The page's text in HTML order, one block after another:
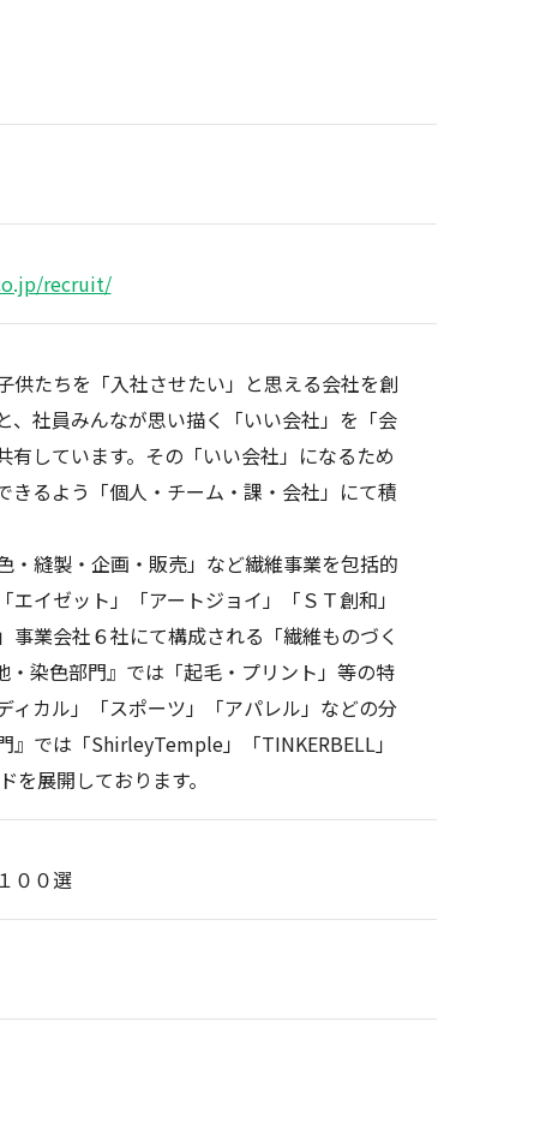
recruit/
供たちを「入社させたい」と思える会社を創
、社員みんなが思い描く「いい会社」を「会
有しています。その「いい会社」になるため
きるよう「個人・チーム・課・会社」にて積
・縫製・企画・販売」など繊維事業を包括的
エイゼット」「アートジョイ」「ＳＴ創和」
事業会社６社にて構成される「繊維ものづく
・染色部門』では「起毛・プリント」等の特
ィカル」「スポーツ」「アパレル」などの分
』では「ShirleyTemple」「TINKERBELL」
を展開しております。
００選